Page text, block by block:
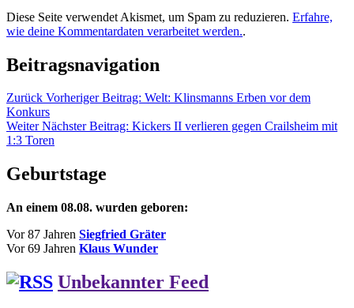
Diese Seite verwendet Akismet, um Spam zu reduzieren. Erfahre,
wie deine Kommentardaten verarbeitet werden..
Beitragsnavigation
Zurück Vorheriger Beitrag: Welt: Klinsmanns Erben vor dem
Konkurs
Weiter Nächster Beitrag: Kickers II verlieren gegen Crailsheim mit
1:3 Toren
Geburtstage
An einem 08.08. wurden geboren:
Vor 87 Jahren Siegfried Gräter
Vor 69 Jahren Klaus Wunder
Unbekannter Feed